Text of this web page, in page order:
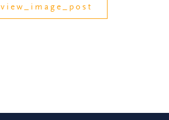
view_image_post